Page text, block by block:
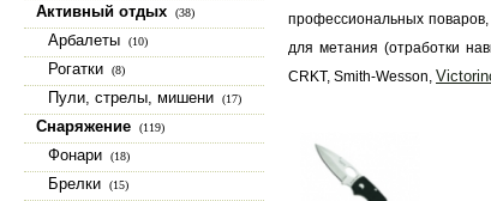
Активный отдых (38)
Арбалеты (10)
Рогатки (8)
Пули, стрелы, мишени (17)
Снаряжение (119)
Фонари (18)
Брелки (15)
профессиональных
для метания (отработки
CRKT, Smith-Wesson,